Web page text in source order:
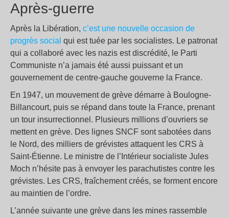
Après-guerre
Après la Libération, c’est une nouvelle occasion de
progrès social qui est tuée par les socialistes. Le patronat
qui a collaboré avec les nazis est discrédité, le Parti
Communiste n’a jamais été aussi puissant et un
gouvernement de centre-gauche gouverne la France.
En 1947, un mouvement de grève démarre à Boulogne-
Billancourt, puis se répand dans toute la France, prenant
un tour insurrectionnel. Plusieurs millions d’ouvriers se
mettent en grève. Des lignes SNCF sont sabotées dans
le Nord, des milliers de grévistes attaquent les CRS à
Saint-Étienne. Le ministre de l’Intérieur socialiste Jules
Moch n’hésite pas à envoyer les parachutistes contre les
grévistes. Les CRS, fraîchement créés, se forment encore
au maintien de l’ordre.
L’année suivante une grève dans les mines rassemble